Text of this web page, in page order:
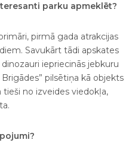
parku apmeklēt?
pirmā gada atrakcijas
Savukārt tādi apskates
iepriecinās jebkuru
pilsētiņa kā objekts
no izveides viedokļa,